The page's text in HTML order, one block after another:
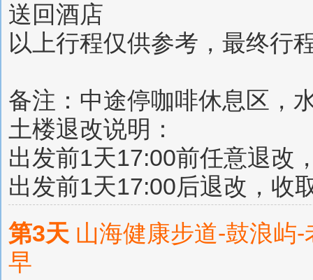
送回酒店
以上行程仅供参考，最终行
备注：中途停咖啡休息区，
土楼退改说明：
出发前1天17:00前任意退改
出发前1天17:00后退改，收
第3天 山海健康步道-鼓浪屿
早